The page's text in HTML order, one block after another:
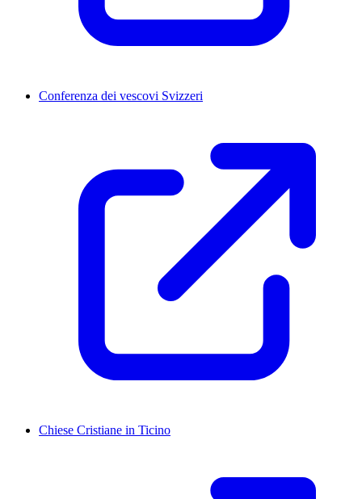
Conferenza dei vescovi Svizzeri
Chiese Cristiane in Ticino